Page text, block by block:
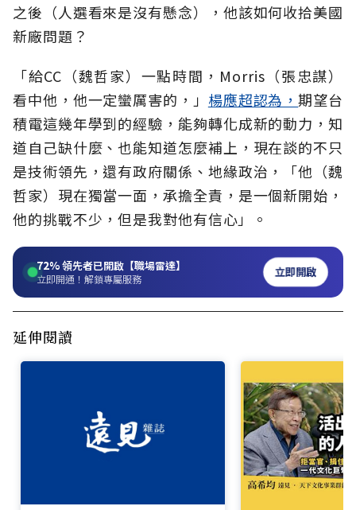
之後（人選看來是沒有懸念），他該如何收拾美國
新廠問題？
「給CC（魏哲家）一點時間，Morris（張忠謀）
看中他，他一定蠻厲害的，」 楊應超認為，期望台
積電這幾年學到的經驗，能夠轉化成新的動力，知
道自己缺什麼、也能知道怎麼補上，現在談的不只
是技術領先，還有政府關係、地緣政治，「他（魏
哲家）現在獨當一面，承擔全責，是一個新開始，
他的挑戰不少，但是我對他有信心」。
72%領先者已開啟【職場雷達】
立即開通！解鎖專屬服務 立即開啟
延伸閱讀